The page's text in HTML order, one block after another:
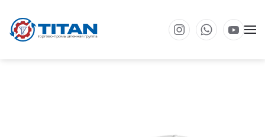
Перейти к основному содержанию